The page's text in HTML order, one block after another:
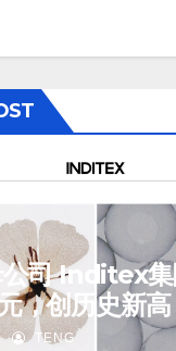
司 Inditex集
，创历史新高
TENG